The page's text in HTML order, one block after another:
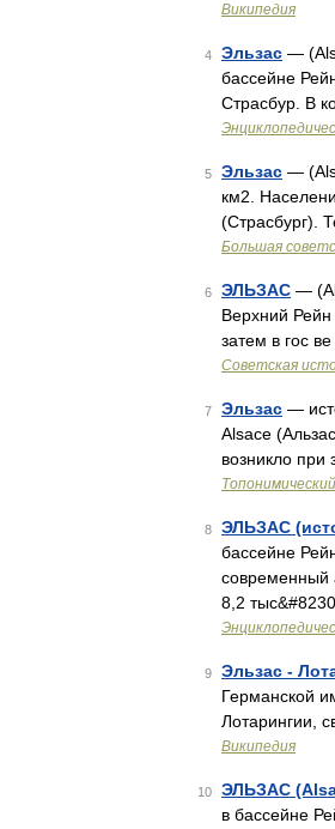
Википедия
4 Эльзас —
бассейне
Страсбур. В
5 Эльзас —
км2.
(Страсбург).
Большая
6 ЭЛЬЗАС —
Верхний Рейн
затем в гос
Советская
7 Эльзас —
Alsace
возникло
8 ЭЛЬЗАС
бассейне
современный
8,2
9 Эльзас -
Германской
Лотарингии,
Википедия
10 ЭЛЬЗАС
в бассейне